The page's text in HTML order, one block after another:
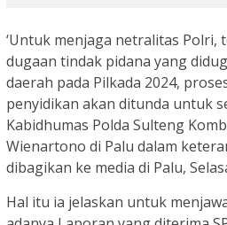
‘Untuk menjaga netralitas Polri,
dugaan tindak pidana yang
daerah pada Pilkada 2024,
penyidikan akan ditunda untuk
Kabidhumas Polda Sulteng
Wienartono di Palu dalam
dibagikan ke media di Palu,
Hal itu ia jelaskan untuk